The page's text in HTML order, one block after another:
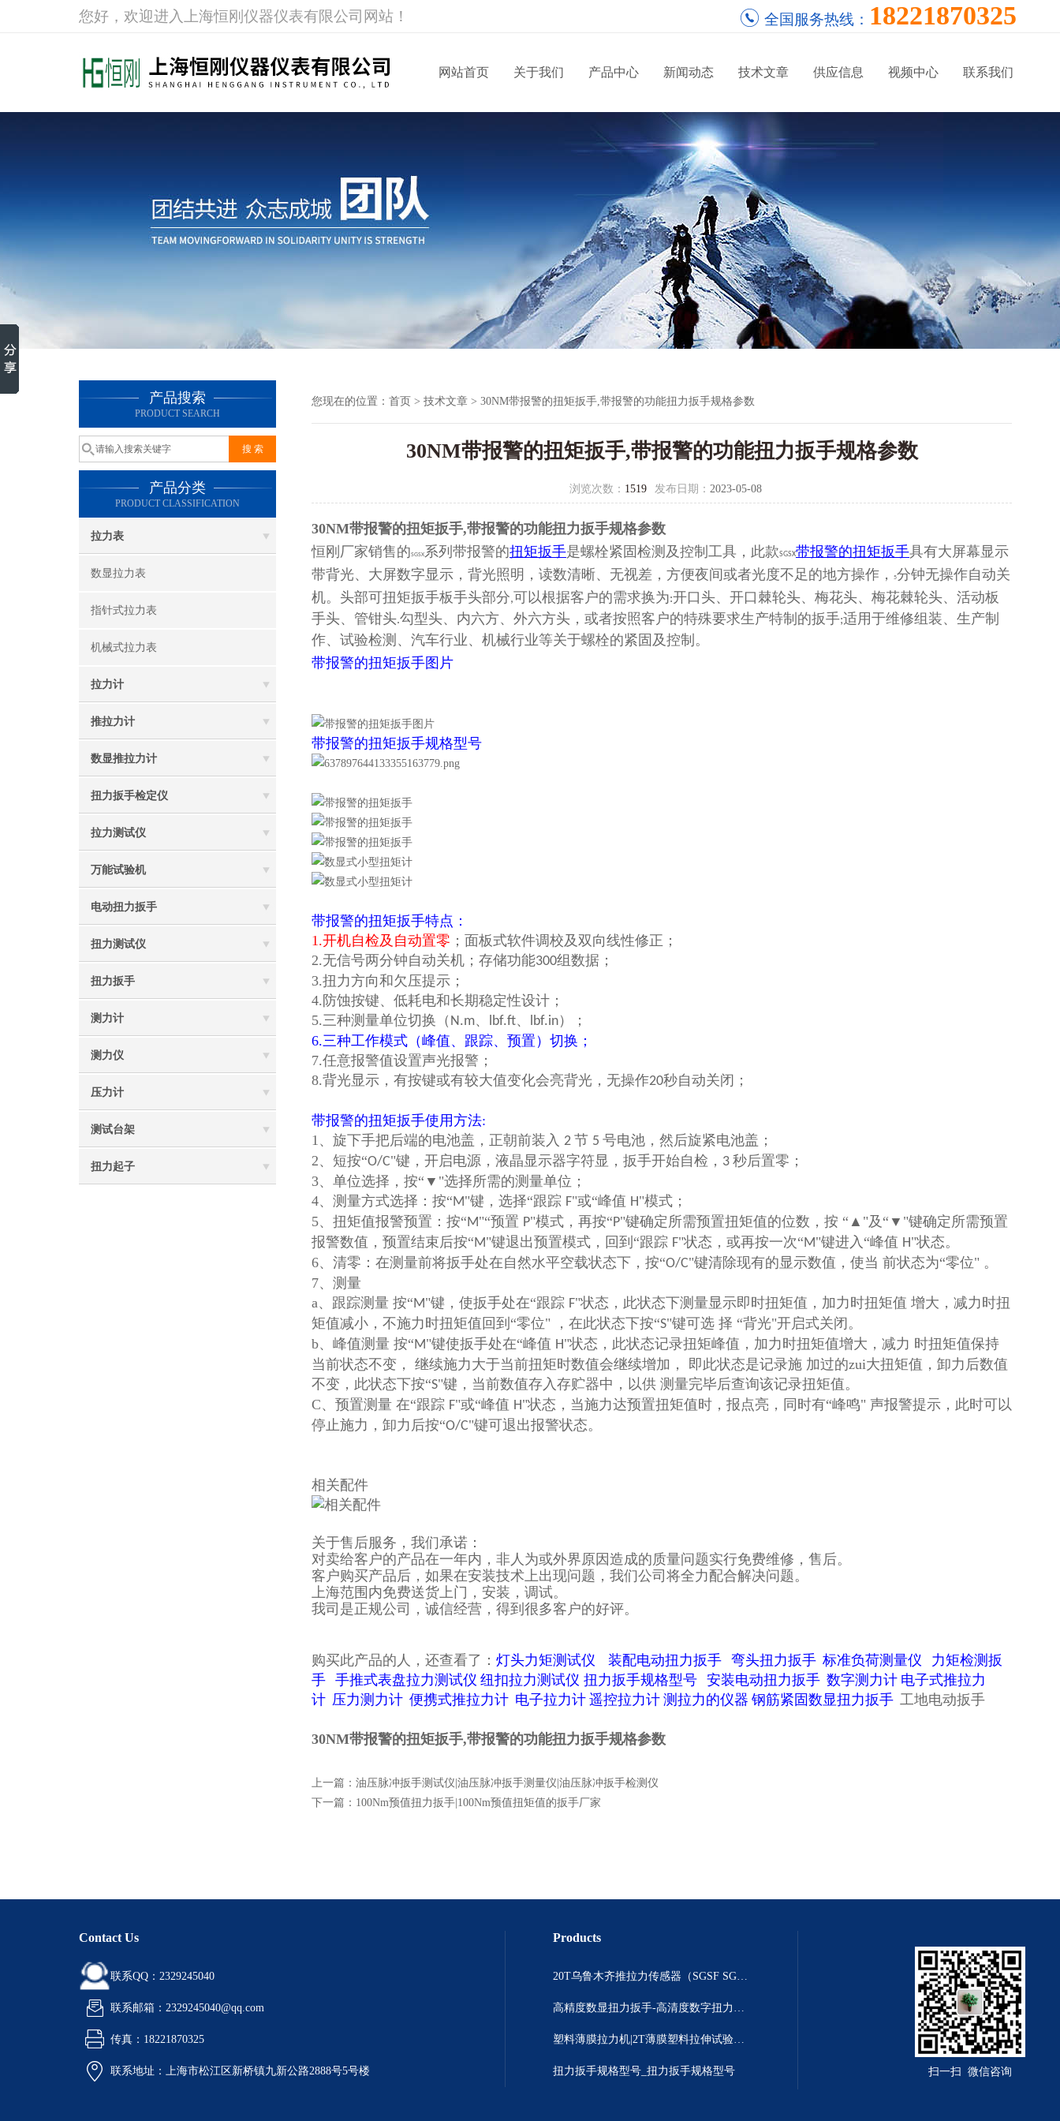
您好，欢迎进入上海恒刚仪器仪表有限公司网站！ 全国服务热线： 18221870325
网站首页 关于我们 产品中心 新闻动态 技术文章 供应信息 视频中心 联系我们
产品搜索
PRODUCT SEARCH
产品分类
PRODUCT CLASSIFICATION
拉力表
数显拉力表
指针式拉力表
机械式拉力表
拉力计
推拉力计
数显推拉力计
扭力扳手检定仪
拉力测试仪
万能试验机
电动扭力扳手
扭力测试仪
扭力扳手
测力计
测力仪
压力计
测试台架
扭力起子
您现在的位置： 首页 > 技术文章 > 30NM带报警的扭矩扳手,带报警的功能扭力扳手规格参数
30NM带报警的扭矩扳手,带报警的功能扭力扳手规格参数
浏览次数： 1519 发布日期： 2023-05-08
30NM带报警的扭矩扳手,带报警的功能扭力扳手规格参数
恒刚厂家销售的SGSX系列带报警的扭矩扳手是螺栓紧固检测及控制工具，此款SGSX带报警的扭矩扳手具有大屏幕显示
带背光、大屏数字显示，背光照明，读数清晰、无视差，方便夜间或者光度不足的地方操作，
5分钟无操作自动关
机。头部可扭矩扳手板手头部分,可以根据客户的需求换为:开口头、开口棘轮头、梅花头、梅花棘轮头、活动板
手头、管钳头.勾型头、内六方、外六方头，或者按照客户的特殊要求生产特制的扳手;适用于维修组装、生产制
作、试验检测、汽车行业、机械行业等关于螺栓的紧固及控制。
带报警的扭矩扳手图片
带报警的扭矩扳手规格型号
带报警的扭矩扳手特点：
1.开机自检及自动置零 ；面板式软件调校及双向线性修正；
2.无信号两分钟自动关机；存储功能300组数据；
3.扭力方向和欠压提示；
4.防蚀按键、低耗电和长期稳定性设计；
5.三种测量单位切换（ N.m、 lbf.ft、 lbf.in）；
6.三种工作模式（峰值、跟踪、预置）切换；
7.任意报警值设置声光报警；
8.背光显示，有按键或有较大值变化会亮背光，无操作20秒自动关闭；
带报警的扭矩扳手使用方法:
1、旋下手把后端的电池盖，正朝前装入 2 节 5 号电池，然后旋紧电池盖；
2、短按“O/C"键，开启电源，液晶显示器字符显，扳手开始自检， 3 秒后置零；
3、单位选择，按“▼"选择所需的测量单位；
4、测量方式选择：按“M"键，选择“跟踪 F"或“峰值 H"模式；
5、扭矩值报警预置：按“M"“预置 P"模式，再按“P"键确定所需预置扭矩值的位数，按 “▲"及“▼"键确定所需预置
报警数值，预置结束后按“M"键退出预置模式，回到“跟踪 F"状态，或再按一次“M"键进入“峰值 H"状态。
6、清零：在测量前将扳手处在自然水平空载状态下，按“O/C"键清除现有的显示数值，使当 前状态为“零位" 。
7、测量
a、跟踪测量 按“M"键，使扳手处在“跟踪 F"状态，此状态下测量显示即时扭矩值，加力时扭矩值 增大，减力时扭
矩值减小，不施力时扭矩值回到“零位" ，在此状态下按“S"键可选 择 “背光"开启式关闭。
b、峰值测量 按“M"键使扳手处在“峰值 H"状态，此状态记录扭矩峰值，加力时扭矩值增大，减力 时扭矩值保持
当前状态不变， 继续施力大于当前扭矩时数值会继续增加， 即此状态是记录施 加过的zui大扭矩值，卸力后数值
不变，此状态下按“S"键，当前数值存入存贮器中，以供 测量完毕后查询该记录扭矩值。
C、预置测量 在“跟踪 F"或“峰值 H"状态，当施力达预置扭矩值时，报点亮，同时有“峰鸣" 声报警提示，此时可以
停止施力，卸力后按“O/C"键可退出报警状态。
相关配件
关于售后服务，我们承诺：
对卖给客户的产品在一年内，非人为或外界原因造成的质量问题实行免费维修，售后。
客户购买产品后，如果在安装技术上出现问题，我们公司将全力配合解决问题。
上海范围内免费送货上门，安装，调试。
我司是正规公司，诚信经营，得到很多客户的好评。
购买此产品的人，还查看了： 灯头力矩测试仪 装配电动扭力扳手 弯头扭力扳手 标准负荷测量仪
力矩检测扳
手 手推式表盘拉力测试仪 纽扣拉力测试仪 扭力扳手规格型号 安装电动扭力扳手 数字测力计 电子式推拉力
计 压力测力计 便携式推拉力计 电子拉力计 遥控拉力计 测拉力的仪器 钢筋紧固数显扭力扳手 工地电动扳手
30NM带报警的扭矩扳手,带报警的功能扭力扳手规格参数
上一篇： 油压脉冲扳手测试仪|油压脉冲扳手测量仪|油压脉冲扳手检测仪
下一篇： 100Nm预值扭力扳手|100Nm预值扭矩值的扳手厂家
Contact Us
联系QQ：2329245040
联系邮箱：2329245040@qq.com
传真：18221870325
联系地址：上海市松江区新桥镇九新公路2888号5号楼
Products
20T乌鲁木齐推拉力传感器（SGSF SGZF SGLF）
高精度数显扭力扳手-高清度数字扭力距扳手
塑料薄膜拉力机|2T薄膜塑料拉伸试验机厂家
扭力扳手规格型号_扭力扳手规格型号 扫一扫 微信咨询